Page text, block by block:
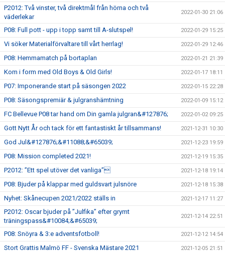
P2012: Två vinster, två direktmål från hörna och två
väderlekar
2022-01-30 21:06
P08: Full pott - upp i topp samt till A-slutspel! 2022-01-29 15:25
Vi söker Materialförvaltare till vårt herrlag! 2022-01-29 12:46
P08: Hemmamatch på bortaplan 2022-01-21 21:39
Kom i form med Old Boys & Old Girls! 2022-01-17 18:11
P07: Imponerande start på säsongen 2022 2022-01-15 22:28
P08: Säsongspremiär & julgranshämtning 2022-01-09 15:12
FC Bellevue P08 tar hand om Din gamla julgran&#127876; 2022-01-02 09:25
Gott Nytt År och tack för ett fantastiskt år tillsammans! 2021-12-31 10:30
God Jul&#127876;&#11088;&#65039; 2021-12-23 19:59
P08: Mission completed 2021! 2021-12-19 15:35
P2012: ”Ett spel utöver det vanliga” 2021-12-18 19:14
P08: Bjuder på klappar med guldsvart julsnöre 2021-12-18 15:38
Nyhet: Skånecupen 2021/2022 ställs in 2021-12-17 11:27
P2012: Oscar bjuder på ”Julfika” efter grymt
träningspass&#10084;&#65039;
2021-12-14 22:51
P08: Snöyra & 3:e adventsfotboll! 2021-12-12 14:54
Stort Grattis Malmö FF - Svenska Mästare 2021 2021-12-05 21:51